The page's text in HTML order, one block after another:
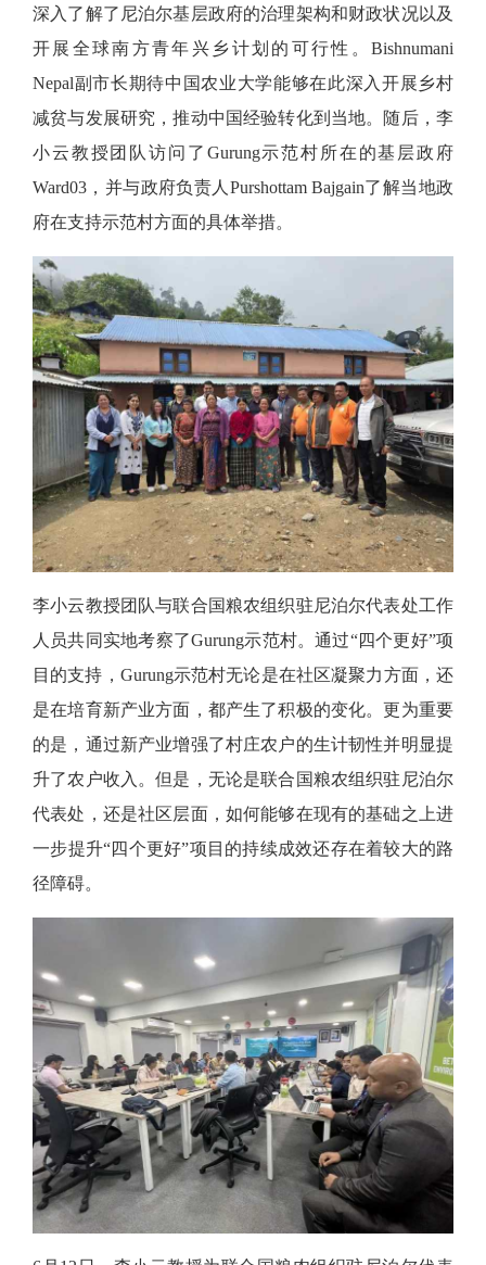
深入了解了尼泊尔基层政府的治理架构和财政状况以及
开展全球南方青年兴乡计划的可行性。Bishnumani
Nepal副市长期待中国农业大学能够在此深入开展乡村
减贫与发展研究，推动中国经验转化到当地。随后，李
小云教授团队访问了Gurung示范村所在的基层政府
Ward03，并与政府负责人Purshottam Bajgain了解当地政
府在支持示范村方面的具体举措。
李小云教授团队与联合国粮农组织驻尼泊尔代表处工作
人员共同实地考察了Gurung示范村。通过“四个更好”项
目的支持，Gurung示范村无论是在社区凝聚力方面，还
是在培育新产业方面，都产生了积极的变化。更为重要
的是，通过新产业增强了村庄农户的生计韧性并明显提
升了农户收入。但是，无论是联合国粮农组织驻尼泊尔
代表处，还是社区层面，如何能够在现有的基础之上进
一步提升“四个更好”项目的持续成效还存在着较大的路
径障碍。